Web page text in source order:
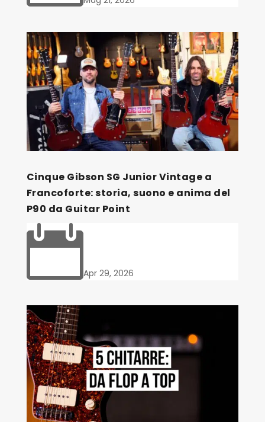
Cinque Gibson SG Junior Vintage a
Francoforte: storia, suono e anima del
P90 da Guitar Point
Apr 29, 2026